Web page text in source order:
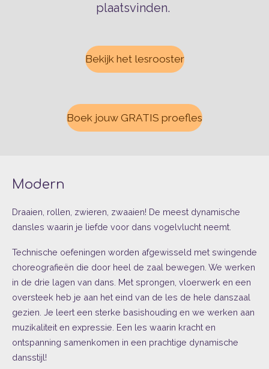
plaatsvinden.
Bekijk het lesrooster
Boek jouw GRATIS proefles
Modern
Draaien, rollen, zwieren, zwaaien! De meest dynamische
dansles waarin je liefde voor dans vogelvlucht neemt.
Technische oefeningen worden afgewisseld met swingende
choreografieën die door heel de zaal bewegen. We werken
in de drie lagen van dans. Met sprongen, vloerwerk en een
oversteek heb je aan het eind van de les de hele danszaal
gezien. Je leert een sterke basishouding en we werken aan
muzikaliteit en expressie. Een les waarin kracht en
ontspanning samenkomen in een prachtige dynamische
dansstijl!